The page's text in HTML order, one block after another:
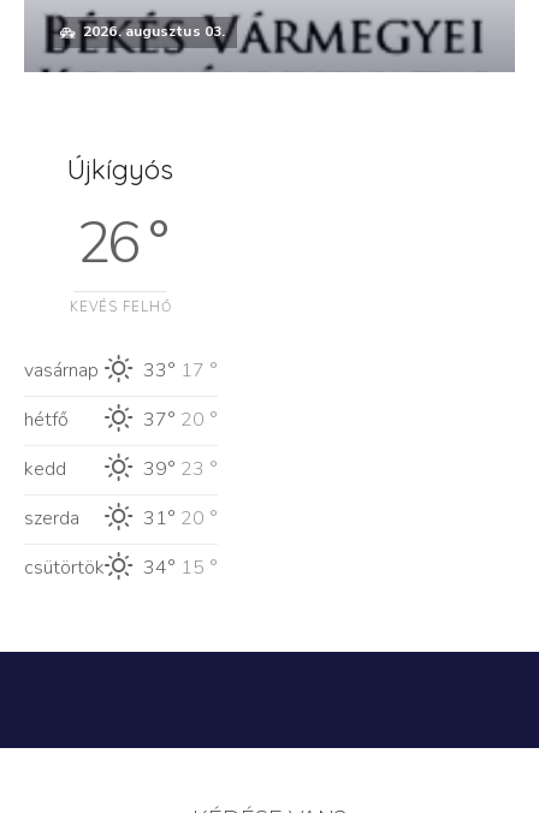
2026. augusztus 03.
Újkígyós
26 °
KEVÉS FELHŐ
vasárnap 33° 17 °
hétfő
37° 20 °
kedd
39° 23 °
szerda
31° 20 °
csütörtök
34° 15 °